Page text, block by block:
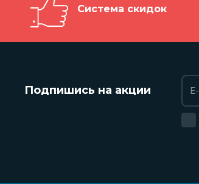
Система скидок
Подпишись на акции